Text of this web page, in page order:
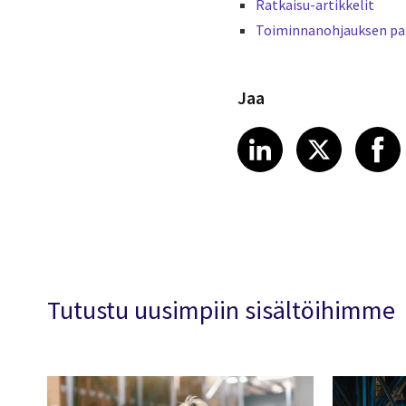
Ratkaisu-artikkelit
Toiminnanohjauksen
Jaa
Share article
LinkedIn
Share
X
Tutustu uusimpiin sisältöihimme